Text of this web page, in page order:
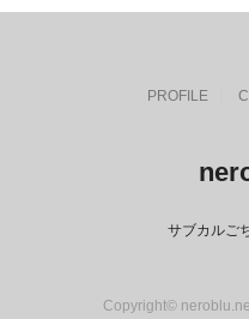
PROFILE
サブカルご
Copyright©